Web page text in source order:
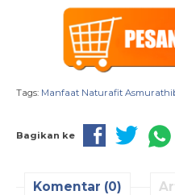
Tags: Manfaat Naturafit
Bagikan ke
Komentar (0)